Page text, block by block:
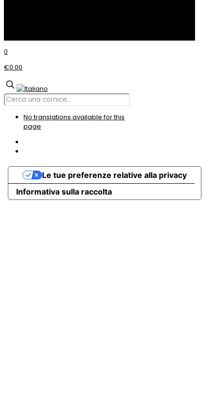
0
€0.00
No translations available for this
page
Informativa sulla raccolta
Le tue preferenze relative alla privacy